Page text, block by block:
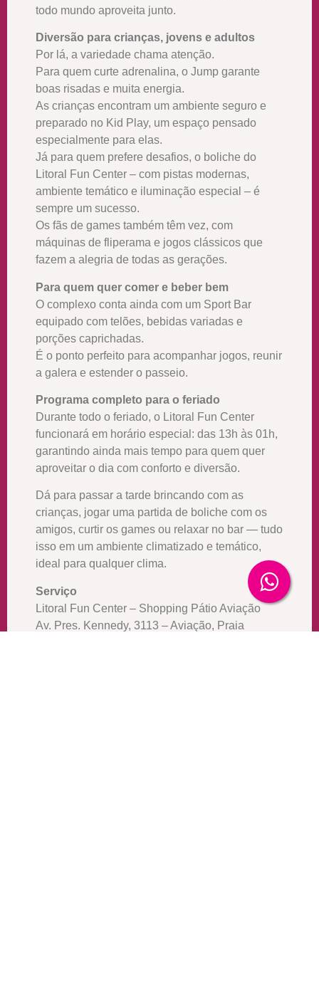
todo mundo aproveita junto.
Diversão para crianças, jovens e adultos
Por lá, a variedade chama atenção.
Para quem curte adrenalina, o Jump garante
boas risadas e muita energia.
As crianças encontram um ambiente seguro e
preparado no Kid Play, um espaço pensado
especialmente para elas.
Já para quem prefere desafios, o boliche do
Litoral Fun Center – com pistas modernas,
ambiente temático e iluminação especial – é
sempre um sucesso.
Os fãs de games também têm vez, com
máquinas de fliperama e jogos clássicos que
fazem a alegria de todas as gerações.
Para quem quer comer e beber bem
O complexo conta ainda com um Sport Bar
equipado com telões, bebidas variadas e
porções caprichadas.
É o ponto perfeito para acompanhar jogos, reunir
a galera e estender o passeio.
Programa completo para o feriado
Durante todo o feriado, o Litoral Fun Center
funcionará em horário especial: das 13h às 01h,
garantindo ainda mais tempo para quem quer
aproveitar o dia com conforto e diversão.
Dá para passar a tarde brincando com as
crianças, jogar uma partida de boliche com os
amigos, curtir os games ou relaxar no bar — tudo
isso em um ambiente climatizado e temático,
ideal para qualquer clima.
Serviço
Litoral Fun Center – Shopping Pátio Aviação
Av. Pres. Kennedy, 3113 – Aviação, Praia